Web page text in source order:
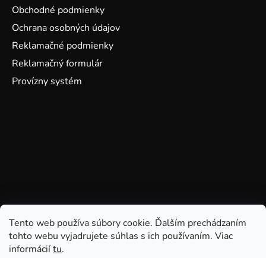
Tento web používa súbory cookie. Ďalším prechádzaním
tohto webu vyjadrujete súhlas s ich používaním. Viac
informáciítu.
Obchodné podmienky
Ochrana osobných údajov
Reklamačné podmienky
Reklamačný formulár
Provízny systém